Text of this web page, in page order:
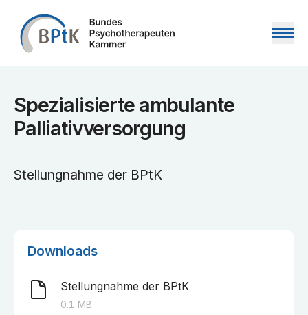
Zum Inhalt springen
Spezialisierte ambulante
Palliativversorgung
Stellungnahme der BPtK
Downloads
Stellungnahme der BPtK
0.1 MB